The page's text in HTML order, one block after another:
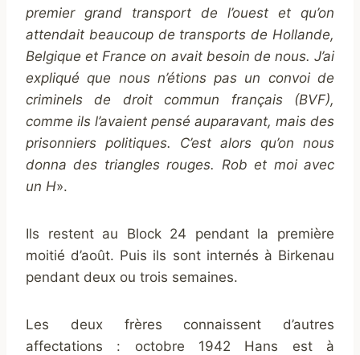
premier grand transport de l’ouest et qu’on
attendait beaucoup de transports de Hollande,
Belgique et France on avait besoin de nous. J’ai
expliqué que nous n’étions pas un convoi de
criminels de droit commun français (BVF),
comme ils l’avaient pensé auparavant, mais des
prisonniers politiques. C’est alors qu’on nous
donna des triangles rouges. Rob et moi avec
un H».
Ils restent au Block 24 pendant la première
moitié d’août. Puis ils sont internés à Birkenau
pendant deux ou trois semaines.
Les deux frères connaissent d’autres
affectations : octobre 1942 Hans est à